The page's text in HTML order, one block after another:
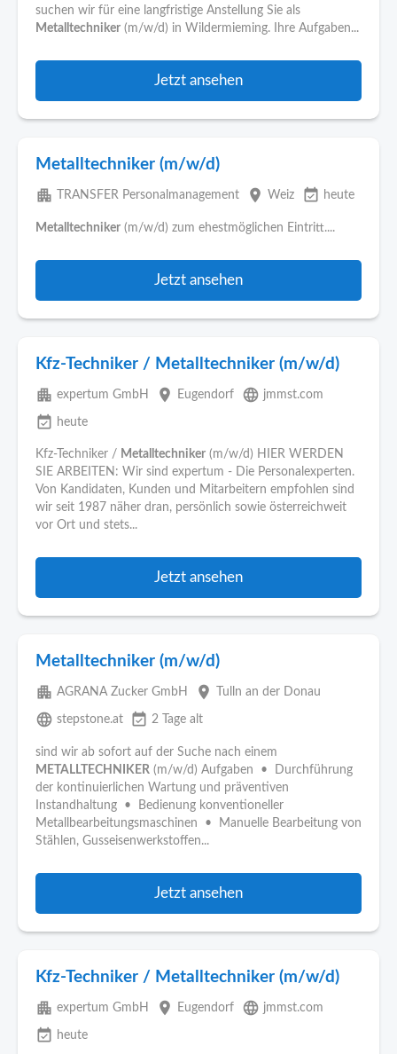
suchen wir für eine langfristige Anstellung Sie als
Metalltechniker (m/w/d) in Wildermieming. Ihre Aufgaben...
Jetzt ansehen
Metalltechniker (m/w/d)
apartment TRANSFER Personalmanagement place Weiz event_available heute
Metalltechniker (m/w/d) zum ehestmöglichen Eintritt....
Jetzt ansehen
Kfz-Techniker / Metalltechniker (m/w/d)
apartment expertum GmbH place Eugendorf language jmmst.com
event_available heute
Kfz-Techniker / Metalltechniker (m/w/d) HIER WERDEN
SIE ARBEITEN: Wir sind expertum - Die Personalexperten.
Von Kandidaten, Kunden und Mitarbeitern empfohlen sind
wir seit 1987 näher dran, persönlich sowie österreichweit
vor Ort und stets...
Jetzt ansehen
Metalltechniker (m/w/d)
apartment AGRANA Zucker GmbH place Tulln an der Donau
language stepstone.at event_available 2 Tage alt
sind wir ab sofort auf der Suche nach einem
METALLTECHNIKER (m/w/d) Aufgaben • Durchführung
der kontinuierlichen Wartung und präventiven
Instandhaltung • Bedienung konventioneller
Metallbearbeitungsmaschinen • Manuelle Bearbeitung von
Stählen, Gusseisenwerkstoffen...
Jetzt ansehen
Kfz-Techniker / Metalltechniker (m/w/d)
apartment expertum GmbH place Eugendorf language jmmst.com
event_available heute